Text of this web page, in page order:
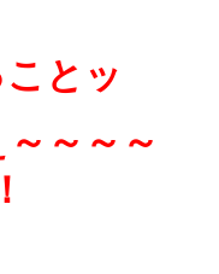
とッ
～～～